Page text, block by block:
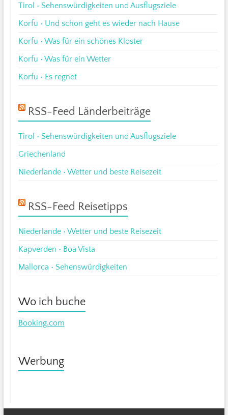
Tirol • Sehenswürdigkeiten und Ausflugsziele
Korfu • Und schon geht es wieder nach Hause
Korfu • Was für ein schönes Kloster
Korfu • Was für ein Wetter
Korfu • Es regnet
RSS-Feed Länderbeiträge
Tirol • Sehenswürdigkeiten und Ausflugsziele
Griechenland
Niederlande • Wetter und beste Reisezeit
RSS-Feed Reisetipps
Niederlande • Wetter und beste Reisezeit
Kapverden • Boa Vista
Mallorca • Sehenswürdigkeiten
Wo ich buche
Booking.com
Werbung